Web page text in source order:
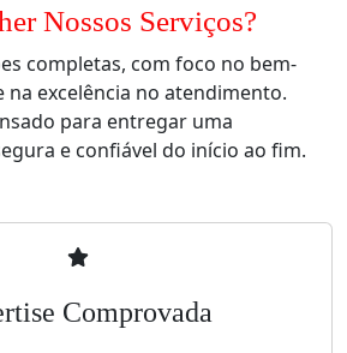
Nossos Serviços?
completas, com foco no bem-
na excelência no atendimento.
para entregar uma
e confiável do início ao fim.
Comprovada